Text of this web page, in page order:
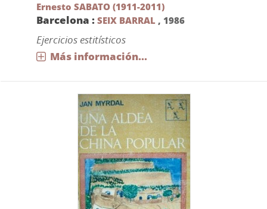
Ernesto SABATO (1911-2011)
Barcelona : SEIX BARRAL , 1986
Ejercicios estitísticos
Más información...